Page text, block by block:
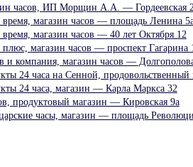
часов, ИП Морщин А.А. — Гордеевская
время, магазин часов — площадь Ленина
магазин часов — 40 лет Октября 12
магазин часов — проспект Гагарина
и компания, магазин часов —
24 часа на Сенной,
24 часа, магазин — Карла Маркса 32
продуктовый магазин — Кировская 9а
часы, магазин — площадь